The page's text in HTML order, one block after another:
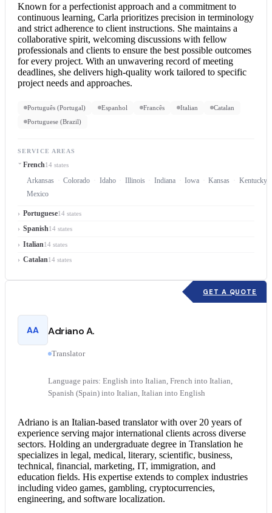
Known for a perfectionist approach and a commitment to
continuous learning, Carla prioritizes precision in terminology
and strict adherence to client instructions. She maintains a
collaborative spirit, welcoming discussions with fellow
professionals and clients to ensure the best possible outcomes
for every project. With an unwavering record of meeting
deadlines, she delivers high-quality work tailored to specific
project needs and approaches.
Português (Portugal) Espanhol Francês Italian
Catalan
Portuguese (Brazil)
SERVICE AREAS
French14 states
Arkansas Colorado Idaho Illinois Indiana Iowa Kansas
Kentucky
Mexico
Portuguese14 states
Spanish14 states
Italian14 states
Catalan14 states
GET A QUOTE
AA Adriano A.
Translator
Language pairs: English into Italian, French into Italian,
Spanish (Spain) into Italian, Italian into English
Adriano is an Italian-based translator with over 20 years of
experience serving major international clients across diverse
sectors. Holding an undergraduate degree in Translation he
specializes in legal, medical, literary, scientific, business,
technical, financial, marketing, IT, immigration, and
education fields. His expertise extends to complex industries
including video games, gambling, cryptocurrencies,
engineering, and software localization.